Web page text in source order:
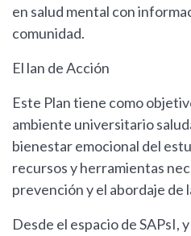
en salud mental con
comunidad.
El lan de Acción
Este Plan tiene como
ambiente universitario
bienestar emocional del
recursos y herramientas
prevención y el abordaje de
Desde el espacio de SAPsI,